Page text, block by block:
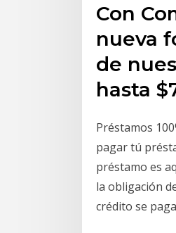
Con
nueva
de
hasta
Préstamos
pagar tú
préstamo es
la obligación
crédito se